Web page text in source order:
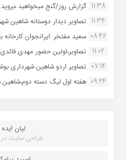
11:38 گزارش روز/گنج میخواهید
11:34 تصاویر دیدار دوستانه شاهین
08:46 سعید مفتخر :ایرانجوان کارخانه
11:02
تصاویر،اولین حضور مهدی قائدی
07:14 تصاویر اردو شاهین شهرداری
09:24 هفته اول لیگ دسته دوم،شاهین
لیان ایده
طراحی سایت در